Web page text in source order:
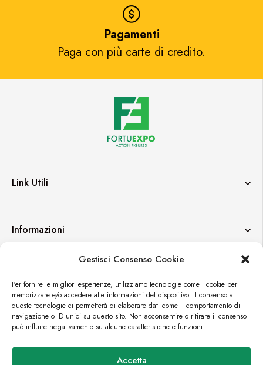
Gestisci Consenso Cookie
Per fornire le migliori esperienze, utilizziamo tecnologie come i cookie per
memorizzare e/o accedere alle informazioni del dispositivo. Il consenso a
queste tecnologie ci permetterà di elaborare dati come il comportamento di
navigazione o ID unici su questo sito. Non acconsentire o ritirare il consenso
può influire negativamente su alcune caratteristiche e funzioni.
Accetta
Pagamenti
Paga con più carte di credito.​
Link Utili
Informazioni
© FORTUEXPO